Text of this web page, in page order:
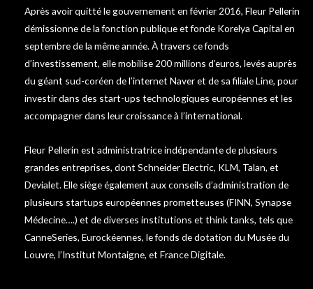
Après avoir quitté le gouvernement en février 2016, Fleur Pellerin
démissionne de la fonction publique et fonde Korelya Capital en
septembre de la même année. À travers ce fonds
d’investissement, elle mobilise 200 millions d’euros, levés auprès
du géant sud-coréen de l’internet Naver et de sa filiale Line, pour
investir dans des start-ups technologiques européennes et les
accompagner dans leur croissance à l’international.
Fleur Pellerin est administratrice indépendante de plusieurs
grandes entreprises, dont Schneider Electric, KLM, Talan, et
Devialet. Elle siège également aux conseils d’administration de
plusieurs startups européennes prometteuses (FINN, Synapse
Médecine….) et de diverses institutions et think tanks, tels que
CanneSeries, Eurockéennes, le fonds de dotation du Musée du
Louvre, l’Institut Montaigne, et France Digitale.